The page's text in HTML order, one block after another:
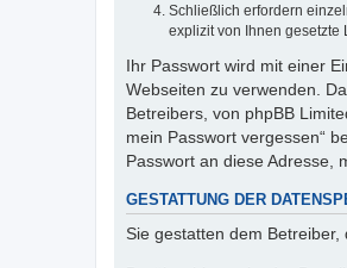
Schließlich erfordern
explizit von Ihnen gesetzte
Ihr Passwort wird mit einer
Webseiten zu verwenden.
Betreibers, von phpBB
mein Passwort vergessen“
Passwort an diese Adresse,
GESTATTUNG DER
Sie gestatten dem